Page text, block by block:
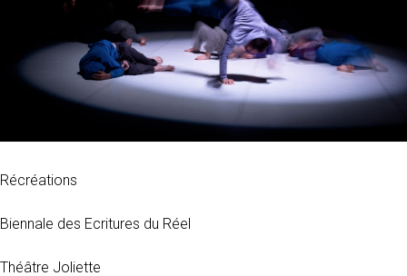
Récréations
Biennale des Ecritures du Réel
Théâtre Joliette